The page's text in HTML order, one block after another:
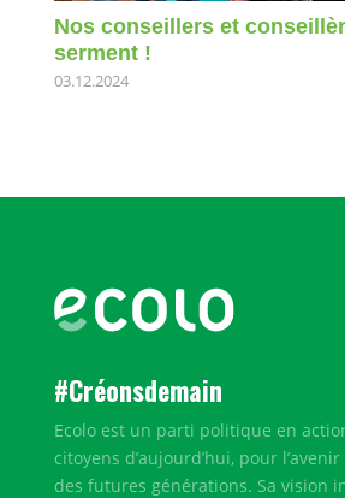
Nos conseillers et
serment !
03.12.2024
#Créonsdemain
Ecolo est un parti politique en
citoyens d’aujourd’hui, pour
des futures générations. Sa vision